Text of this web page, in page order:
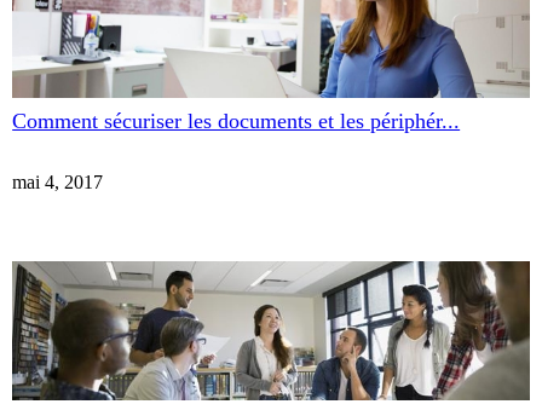
Comment sécuriser les documents et les périphér...
mai 4, 2017